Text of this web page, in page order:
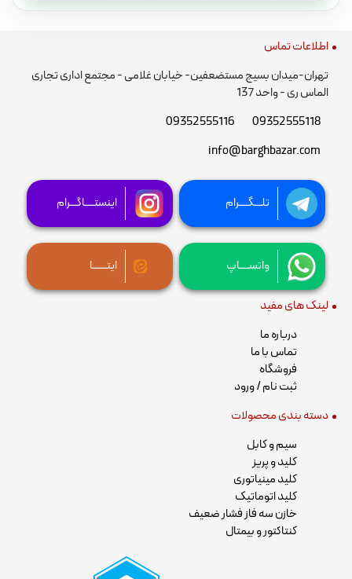
اطلاعات تماس
تهران-میدان بسیج مستضعفین- خیابان غلامی - مجتمع اداری تجاری
الماس ری - واحد 137
09352555118
09352555116
info@barghbazar.com
تلـــگــــرام اینستــــاگـــرام
واتســــاپ ایتــــــا
لینک های مفید
درباره ما
تماس با ما
فروشگاه
ثبت نام / ورود
دسته بندی محصولات
سیم و کابل
کلید و پریز
کلید مینیاتوری
کلید اتوماتیک
خازن سه فاز فشار ضعیف
کنتاکتور و بیمتال